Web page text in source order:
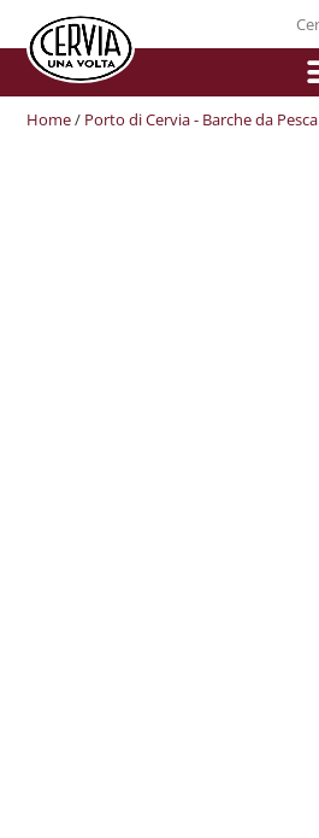
Home/ Porto di Cervia - Barche da Pesca